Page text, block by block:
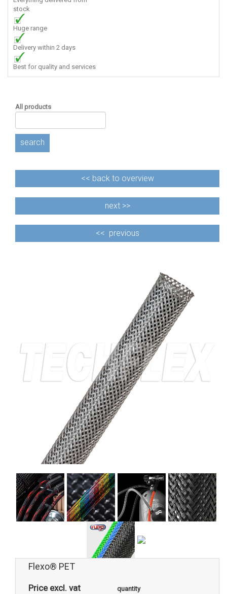
stock
Huge range
Delivery within 2 days
Best for quality and services
All products
search
<< back to overview
next >>
<< previous
Flexo® PET
Price excl. vat quantity